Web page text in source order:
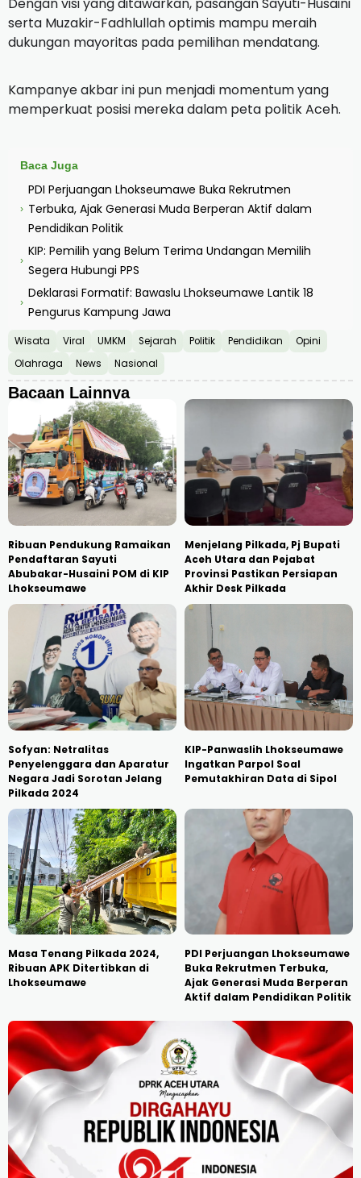
Dengan visi yang ditawarkan, pasangan Sayuti-Husaini
serta Muzakir-Fadhlullah optimis mampu meraih
dukungan mayoritas pada pemilihan mendatang.
Kampanye akbar ini pun menjadi momentum yang
memperkuat posisi mereka dalam peta politik Aceh.
Baca Juga
›
PDI Perjuangan Lhokseumawe Buka Rekrutmen
Terbuka, Ajak Generasi Muda Berperan Aktif dalam
Pendidikan Politik
›
KIP: Pemilih yang Belum Terima Undangan Memilih
Segera Hubungi PPS
›
Deklarasi Formatif: Bawaslu Lhokseumawe Lantik 18
Pengurus Kampung Jawa
Wisata Viral UMKM Sejarah Politik Pendidikan
Opini
Olahraga
News Nasional
Bacaan Lainnya
Ribuan Pendukung Ramaikan
Pendaftaran Sayuti
Abubakar-Husaini POM di KIP
Lhokseumawe
Menjelang Pilkada, Pj Bupati
Aceh Utara dan Pejabat
Provinsi Pastikan Persiapan
Akhir Desk Pilkada
Sofyan: Netralitas
Penyelenggara dan Aparatur
Negara Jadi Sorotan Jelang
Pilkada 2024
KIP-Panwaslih Lhokseumawe
Ingatkan Parpol Soal
Pemutakhiran Data di Sipol
Masa Tenang Pilkada 2024,
Ribuan APK Ditertibkan di
Lhokseumawe
PDI Perjuangan Lhokseumawe
Buka Rekrutmen Terbuka,
Ajak Generasi Muda Berperan
Aktif dalam Pendidikan Politik